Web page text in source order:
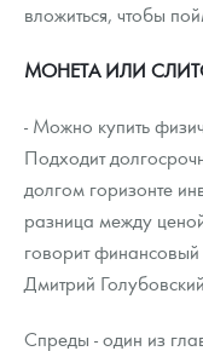
вложиться, чтобы
МОНЕТА ИЛИ
- Можно купить
Подходит
долгом горизонте
разница между
говорит
Дмитрий
Спреды - один из